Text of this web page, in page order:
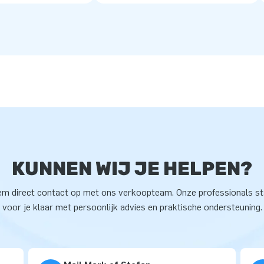
KUNNEN WIJ JE HELPEN?
direct contact op met ons verkoopteam. Onze professionals
voor je klaar met persoonlijk advies en praktische ondersteuning.